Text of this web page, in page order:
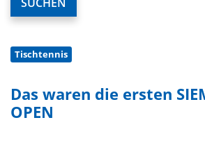
Tischtennis
Das waren die ersten
OPEN